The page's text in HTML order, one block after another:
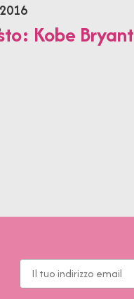
Kobe Bryant